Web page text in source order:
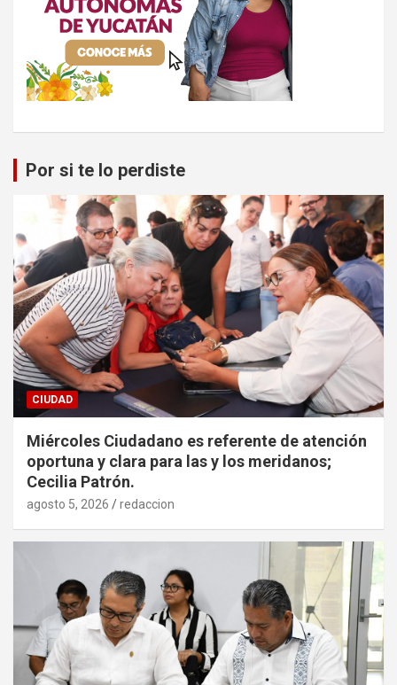
Por si te lo perdiste
CIUDAD
Miércoles Ciudadano es referente de atención
oportuna y clara para las y los meridanos;
Cecilia Patrón.
agosto 5, 2026 redaccion